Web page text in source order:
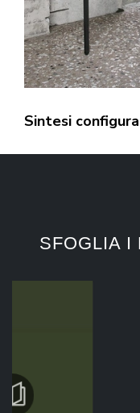
Sintesi
SFOGLIA I